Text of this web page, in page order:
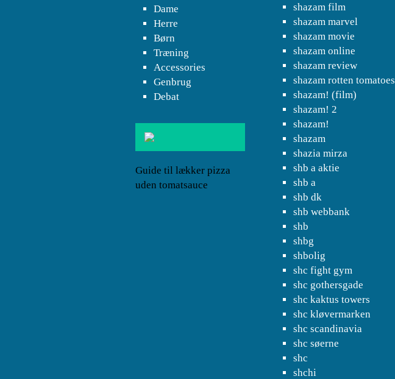
shazam film
shazam marvel
shazam movie
shazam online
shazam review
shazam rotten tomatoes
shazam! (film)
shazam! 2
shazam!
shazam
shazia mirza
shb a aktie
shb a
shb dk
shb webbank
shb
shbg
shbolig
shc fight gym
shc gothersgade
shc kaktus towers
shc kløvermarken
shc scandinavia
shc søerne
shc
shchi
Dame
Herre
Børn
Træning
Accessories
Genbrug
Debat
Guide til lækker pizza
uden tomatsauce